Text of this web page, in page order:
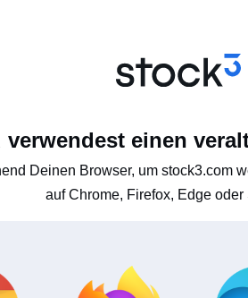
verwendest einen
Deinen Browser, um stock3.com
auf Chrome, Firefox, Edge oder